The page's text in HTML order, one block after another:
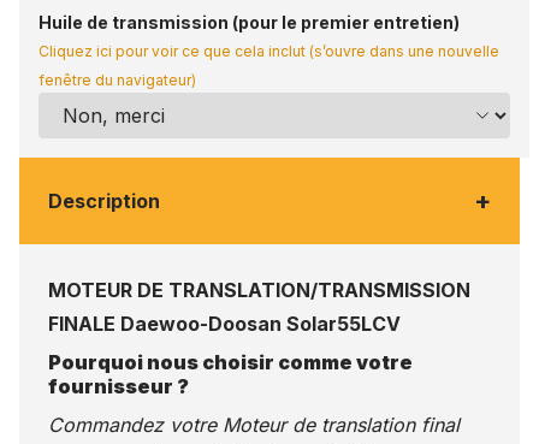
Huile de transmission (pour le premier entretien)
Cliquez ici pour voir ce que cela inclut (s’ouvre dans une nouvelle
fenêtre du navigateur)
Description +
MOTEUR DE TRANSLATION/TRANSMISSION
FINALE Daewoo-Doosan Solar55LCV
Pourquoi nous choisir comme votre
fournisseur ?
Commandez votre Moteur de translation final